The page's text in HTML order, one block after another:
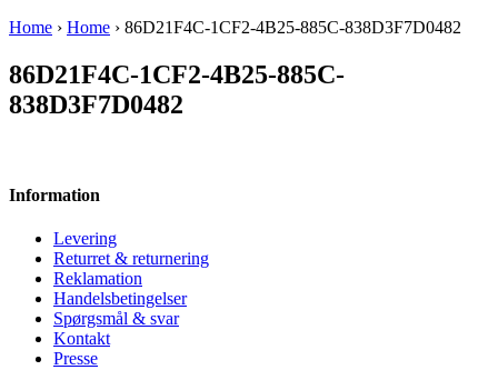
Home › Home › 86D21F4C-1CF2-4B25-885C-838D3F7D0482
86D21F4C-1CF2-4B25-885C-
838D3F7D0482
Information
Levering
Returret & returnering
Reklamation
Handelsbetingelser
Spørgsmål & svar
Kontakt
Presse